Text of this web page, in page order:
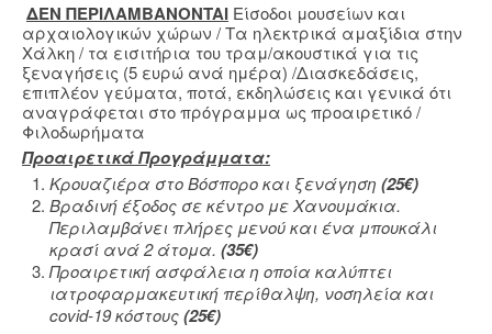
ΔΕΝ ΠΕΡΙΛΑΜΒΑΝONTAI Είσοδοι μουσείων και
αρχαιολογικών χώρων / Τα ηλεκτρικά αμαξίδια στην
Χάλκη / τα εισιτήρια του τραμ/ακουστικά για τις
ξεναγήσεις (5 ευρώ ανά ημέρα) /Διασκεδάσεις,
επιπλέον γεύματα, ποτά, εκδηλώσεις και γενικά ότι
αναγράφεται στο πρόγραμμα ως προαιρετικό /
Φιλοδωρήματα
Προαιρετικά Προγράμματα:
Κρουαζιέρα στο Βόσπορο και ξενάγηση (25€)
Βραδινή έξοδος σε κέντρο με Χανουμάκια.
Περιλαμβάνει πλήρες μενού και ένα μπουκάλι
κρασί ανά 2 άτομα. (35€)
Προαιρετική ασφάλεια η οποία καλύπτει
ιατροφαρμακευτική περίθαλψη, νοσηλεία και
covid-19 κόστους(25€)